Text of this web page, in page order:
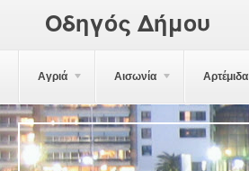
Οδηγός Δήμου
Αγριά Αισωνία Αρτέμιδα